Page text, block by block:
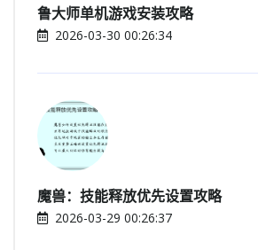
鲁大师单机游戏安装攻略
2026-03-30 00:26:34
魔兽：技能释放优先设置攻略
2026-03-29 00:26:37